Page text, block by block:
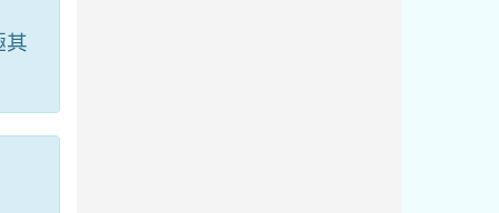
其